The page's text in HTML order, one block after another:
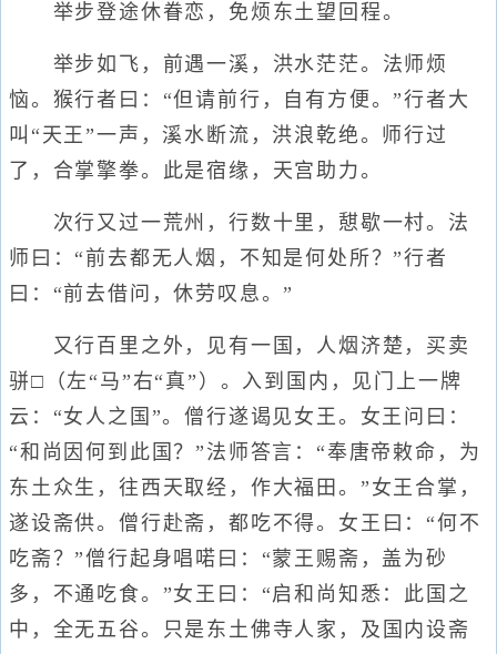
举步登途休眷恋，免烦东土望回程。
举步如飞，前遇一溪，洪水茫茫。法师烦
恼。猴行者曰：“但请前行，自有方便。”行者大
叫“天王”一声，溪水断流，洪浪乾绝。师行过
了，合掌擎拳。此是宿缘，天宫助力。
次行又过一荒州，行数十里，憇歇一村。法
师曰：“前去都无人烟，不知是何处所？”行者
曰：“前去借问，休劳叹息。”
又行百里之外，见有一国，人烟济楚，买卖
骈□（左“马”右“真”）。入到国内，见门上一牌
云：“女人之国”。僧行遂谒见女王。女王问曰：
“和尚因何到此国？”法师答言：“奉唐帝敕命，为
东土众生，往西天取经，作大福田。”女王合掌，
遂设斋供。僧行赴斋，都吃不得。女王曰：“何不
吃斋？”僧行起身唱喏曰：“蒙王赐斋，盖为砂
多，不通吃食。”女王曰：“启和尚知悉：此国之
中，全无五谷。只是东土佛寺人家，及国内设斋